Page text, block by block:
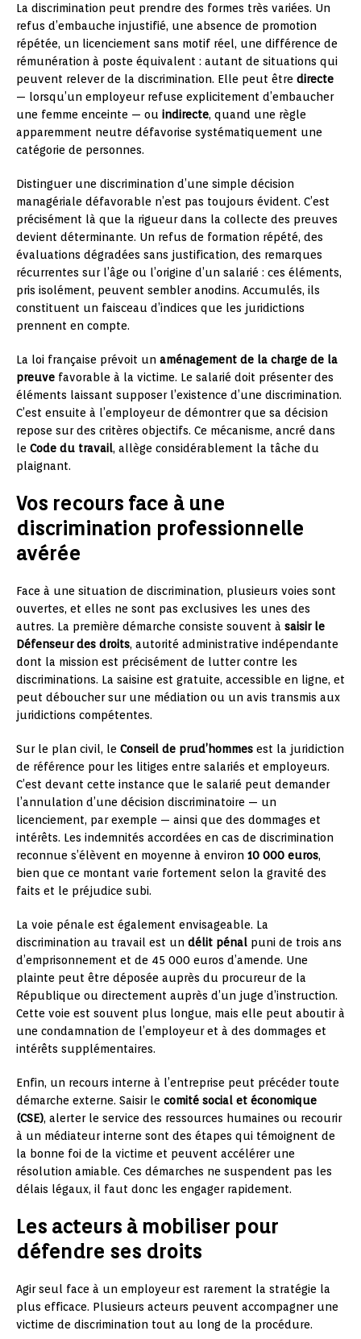
La discrimination peut prendre des formes très variées. Un
refus d’embauche injustifié, une absence de promotion
répétée, un licenciement sans motif réel, une différence de
rémunération à poste équivalent : autant de situations qui
peuvent relever de la discrimination. Elle peut être directe
— lorsqu’un employeur refuse explicitement d’embaucher
une femme enceinte — ou indirecte, quand une règle
apparemment neutre défavorise systématiquement une
catégorie de personnes.
Distinguer une discrimination d’une simple décision
managériale défavorable n’est pas toujours évident. C’est
précisément là que la rigueur dans la collecte des preuves
devient déterminante. Un refus de formation répété, des
évaluations dégradées sans justification, des remarques
récurrentes sur l’âge ou l’origine d’un salarié : ces éléments,
pris isolément, peuvent sembler anodins. Accumulés, ils
constituent un faisceau d’indices que les juridictions
prennent en compte.
La loi française prévoit un aménagement de la charge de la
preuve favorable à la victime. Le salarié doit présenter des
éléments laissant supposer l’existence d’une discrimination.
C’est ensuite à l’employeur de démontrer que sa décision
repose sur des critères objectifs. Ce mécanisme, ancré dans
le Code du travail, allège considérablement la tâche du
plaignant.
Vos recours face à une
discrimination professionnelle
avérée
Face à une situation de discrimination, plusieurs voies sont
ouvertes, et elles ne sont pas exclusives les unes des
autres. La première démarche consiste souvent à saisir le
Défenseur des droits, autorité administrative indépendante
dont la mission est précisément de lutter contre les
discriminations. La saisine est gratuite, accessible en ligne, et
peut déboucher sur une médiation ou un avis transmis aux
juridictions compétentes.
Sur le plan civil, le Conseil de prud’hommes est la juridiction
de référence pour les litiges entre salariés et employeurs.
C’est devant cette instance que le salarié peut demander
l’annulation d’une décision discriminatoire — un
licenciement, par exemple — ainsi que des dommages et
intérêts. Les indemnités accordées en cas de discrimination
reconnue s’élèvent en moyenne à environ 10 000 euros,
bien que ce montant varie fortement selon la gravité des
faits et le préjudice subi.
La voie pénale est également envisageable. La
discrimination au travail est un délit pénal puni de trois ans
d’emprisonnement et de 45 000 euros d’amende. Une
plainte peut être déposée auprès du procureur de la
République ou directement auprès d’un juge d’instruction.
Cette voie est souvent plus longue, mais elle peut aboutir à
une condamnation de l’employeur et à des dommages et
intérêts supplémentaires.
Enfin, un recours interne à l’entreprise peut précéder toute
démarche externe. Saisir le comité social et économique
(CSE), alerter le service des ressources humaines ou recourir
à un médiateur interne sont des étapes qui témoignent de
la bonne foi de la victime et peuvent accélérer une
résolution amiable. Ces démarches ne suspendent pas les
délais légaux, il faut donc les engager rapidement.
Les acteurs à mobiliser pour
défendre ses droits
Agir seul face à un employeur est rarement la stratégie la
plus efficace. Plusieurs acteurs peuvent accompagner une
victime de discrimination tout au long de la procédure.